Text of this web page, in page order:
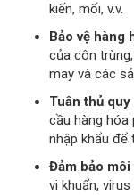
kiến, mối, v.v.
Bảo vệ hàng
của côn
may và các
Tuân thủ
cầu hàng
nhập khẩu để
Đảm bảo
vi khuẩn,